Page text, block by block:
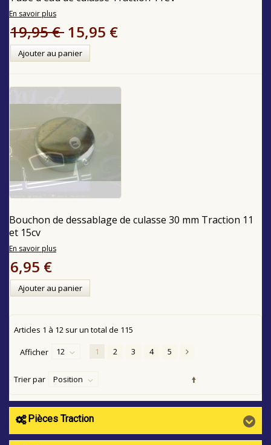
En savoir plus
19,95 € 15,95 €
Ajouter au panier
Bouchon de dessablage de culasse 30 mm Traction 11
et 15cv
En savoir plus
6,95 €
Ajouter au panier
Articles 1 à 12 sur un total de 115
1
2 3 4 5
Afficher 12
Trier par Position
Pièces Traction